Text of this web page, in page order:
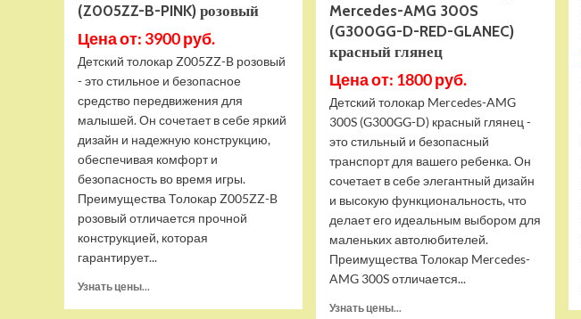
(Z005ZZ-B-PINK) розовый
Цена от: 3900 руб.
Детский толокар Z005ZZ-B розовый
- это стильное и безопасное
средство передвижения для
малышей. Он сочетает в себе яркий
дизайн и надежную конструкцию,
обеспечивая комфорт и
безопасность во время игры.
Преимущества Толокар Z005ZZ-B
розовый отличается прочной
конструкцией, которая
гарантирует...
Узнать цены...
Mercedes-AMG 300S
(G300GG-D-RED-GLANEC)
красный глянец
Цена от: 1800 руб.
Детский толокар Mercedes-AMG
300S (G300GG-D) красный глянец -
это стильный и безопасный
транспорт для вашего ребенка. Он
сочетает в себе элегантный дизайн
и высокую функциональность, что
делает его идеальным выбором для
маленьких автолюбителей.
Преимущества Толокар Mercedes-
AMG 300S отличается...
Узнать цены...